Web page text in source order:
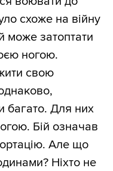
схоже на війну
може затоптати
ногою.
свою
багато. Для них
Бій означав
Але що
Ніхто не